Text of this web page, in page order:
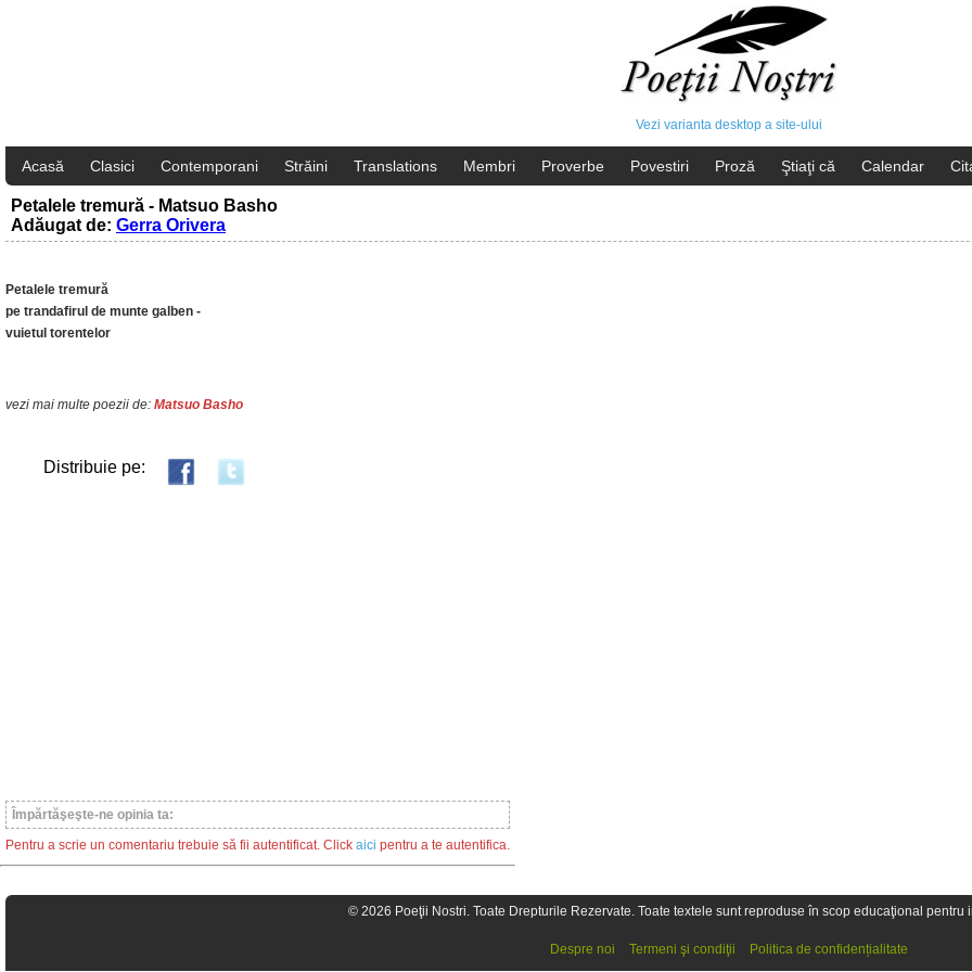
Vezi varianta desktop a site-ului
Acasă Clasici Contemporani Străini Translations Membri Proverbe Povestiri Proză Ştiaţi că Calendar
Petalele tremură - Matsuo Basho
Adăugat de: Gerra Orivera
Petalele tremură
pe trandafirul de munte galben -
vuietul torentelor
vezi mai multe poezii de: Matsuo Basho
Distribuie pe:
Împărtăşeşte-ne opinia ta:
Pentru a scrie un comentariu trebuie să fii autentificat. Click aici pentru a te autentifica.
© 2026 Poeţii Nostri. Toate Drepturile Rezervate. Toate textele sunt reproduse în scop educaţional pentru
Despre noi Termeni şi condiţii Politica de confidențialitate